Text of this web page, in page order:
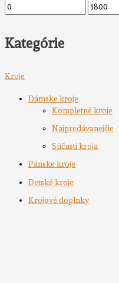
Kategórie
Kroje
Dámske kroje
Kompletné kroje
Najpredávanejšie
Súčasti kroja
Pánske kroje
Detské kroje
Krojové doplnky